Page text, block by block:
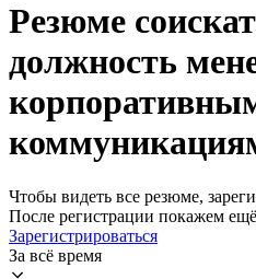
Резюме
должность
Чтобы видеть все резюме,
После регистрации покажем
Зарегистрироваться
За всё время